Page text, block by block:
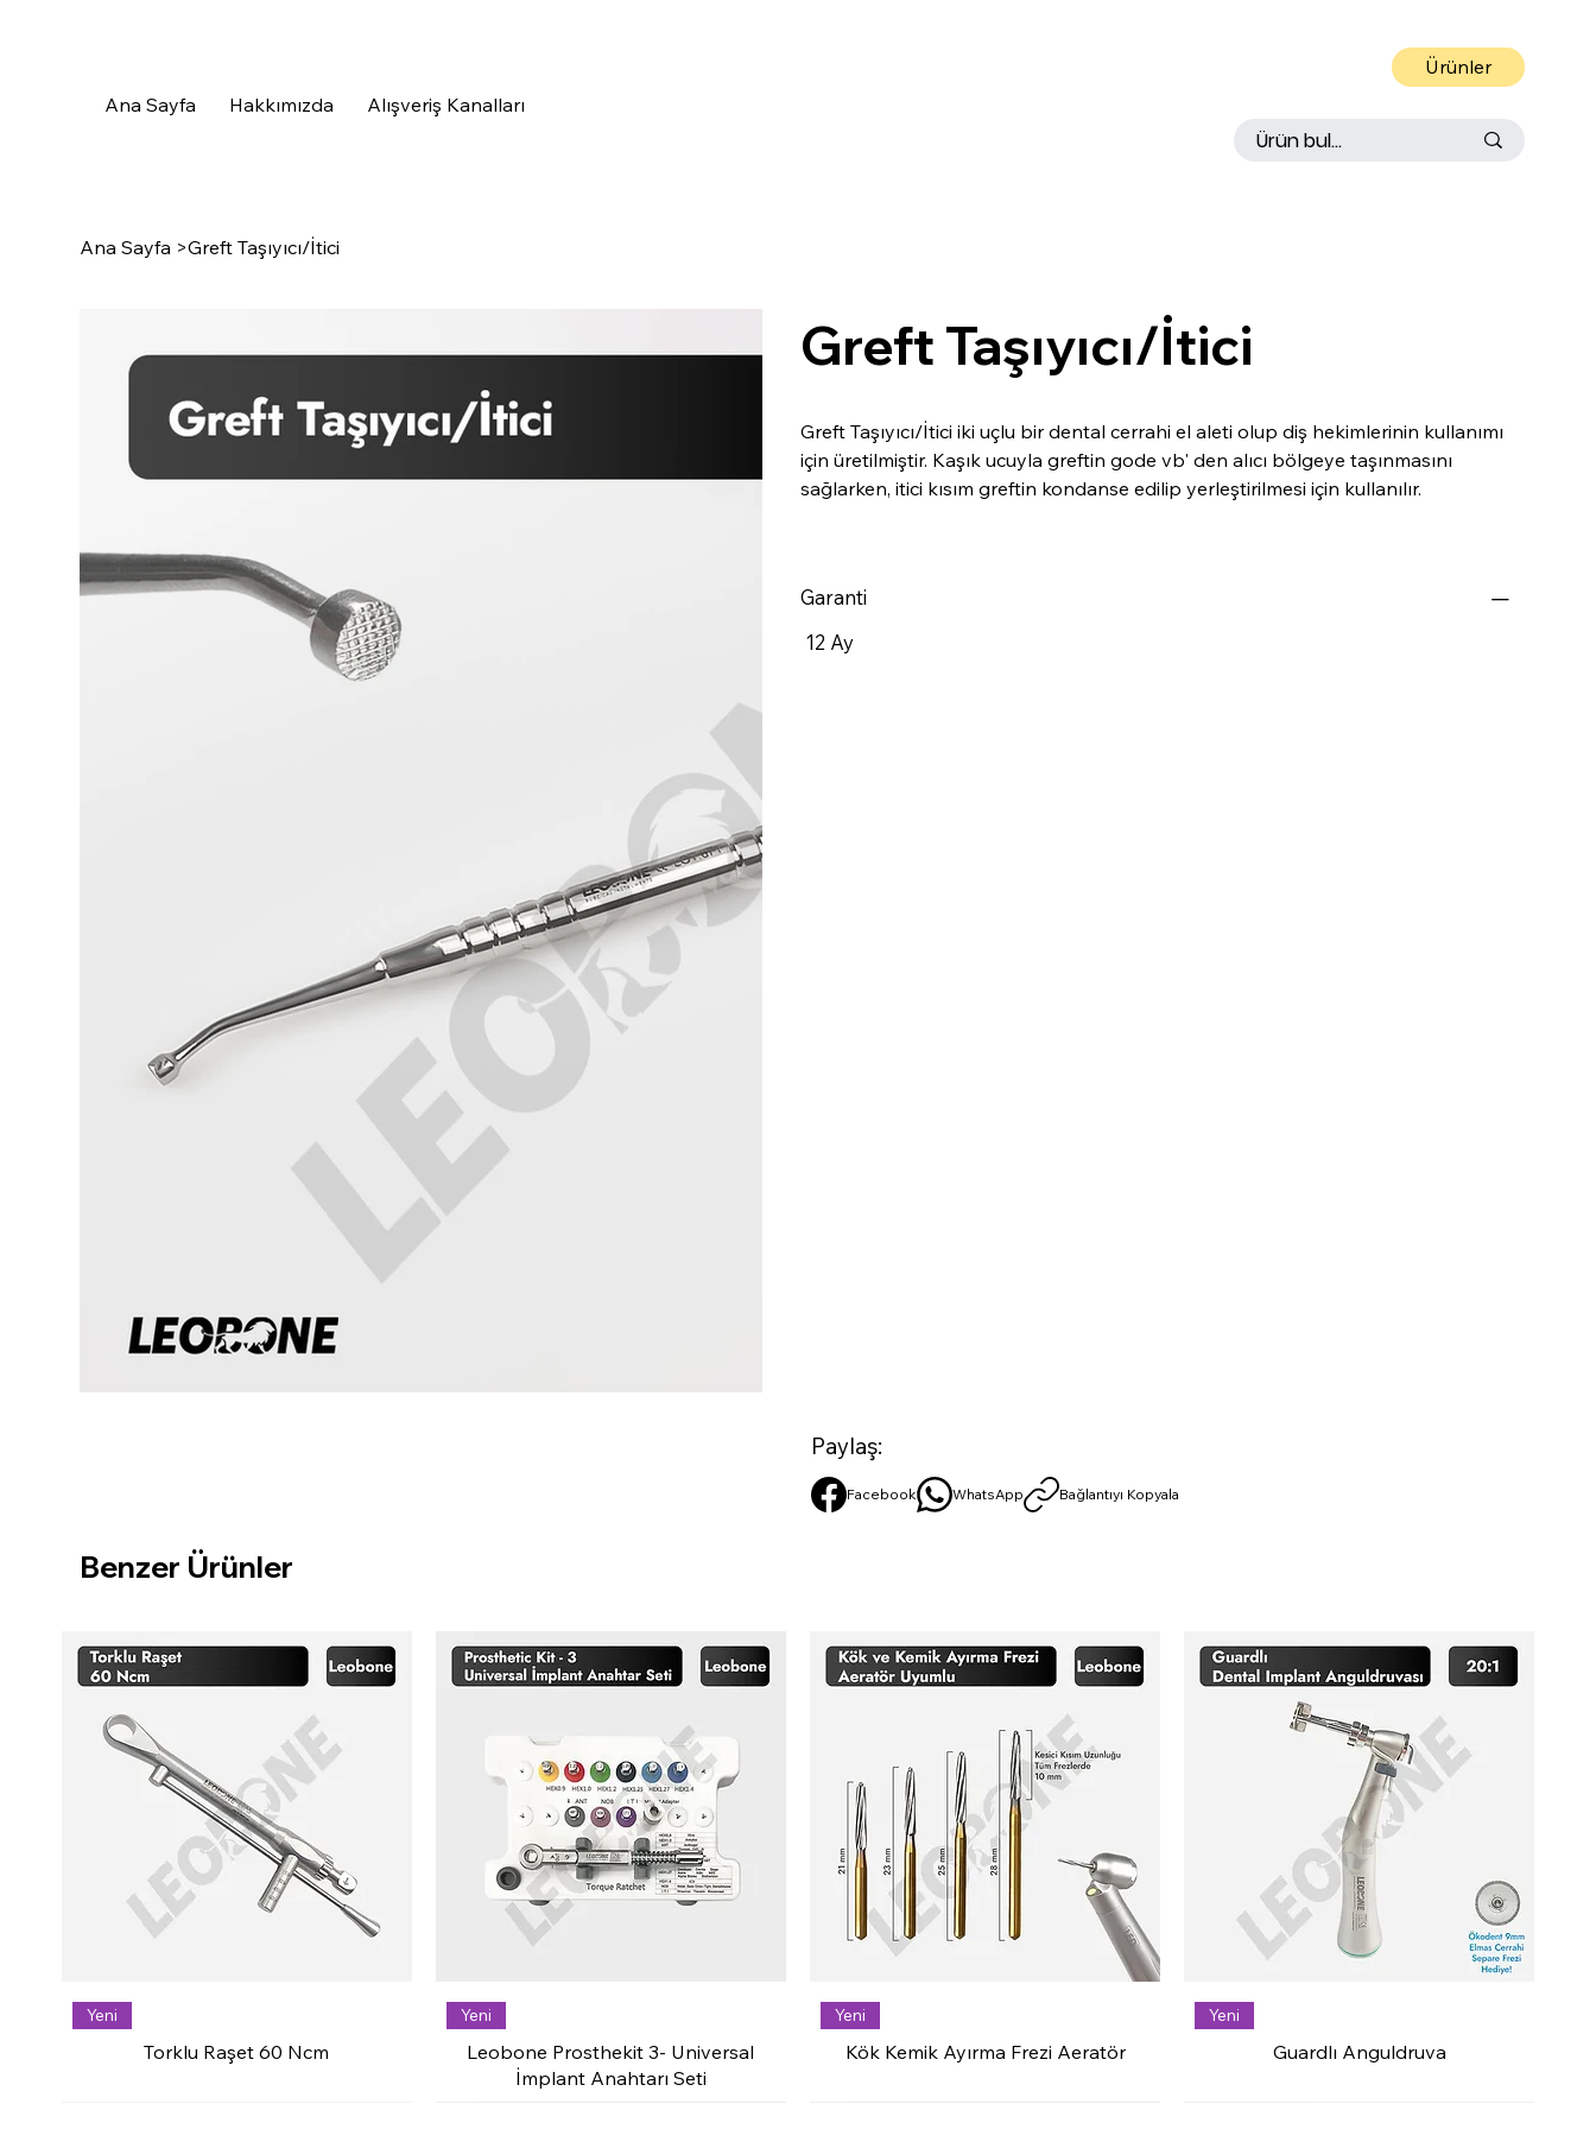
Ana Sayfa Hakkımızda Alışveriş Kanalları
AL IN
Ürünler
Ana Sayfa >Greft Taşıyıcı/İtici
Greft Taşıyıcı/İtici
Greft Taşıyıcı/İtici iki uçlu bir dental cerrahi el aleti olup diş hekimlerinin kullanımı
için üretilmiştir. Kaşık ucuyla greftin gode vb' den alıcı bölgeye taşınmasını
sağlarken, itici kısım greftin kondanse edilip yerleştirilmesi için kullanılır.
Garanti
12 Ay
Benzer Ürünler
Yeni
Torklu Raşet 60 Ncm
Yeni
Leobone Prosthekit 3- Universal
İmplant Anahtarı Seti
Yeni
Kök Kemik Ayırma Frezi Aeratör
Yeni
Guardlı Anguldruva
Paylaş:
Facebook WhatsApp Bağlantıyı Kopyala